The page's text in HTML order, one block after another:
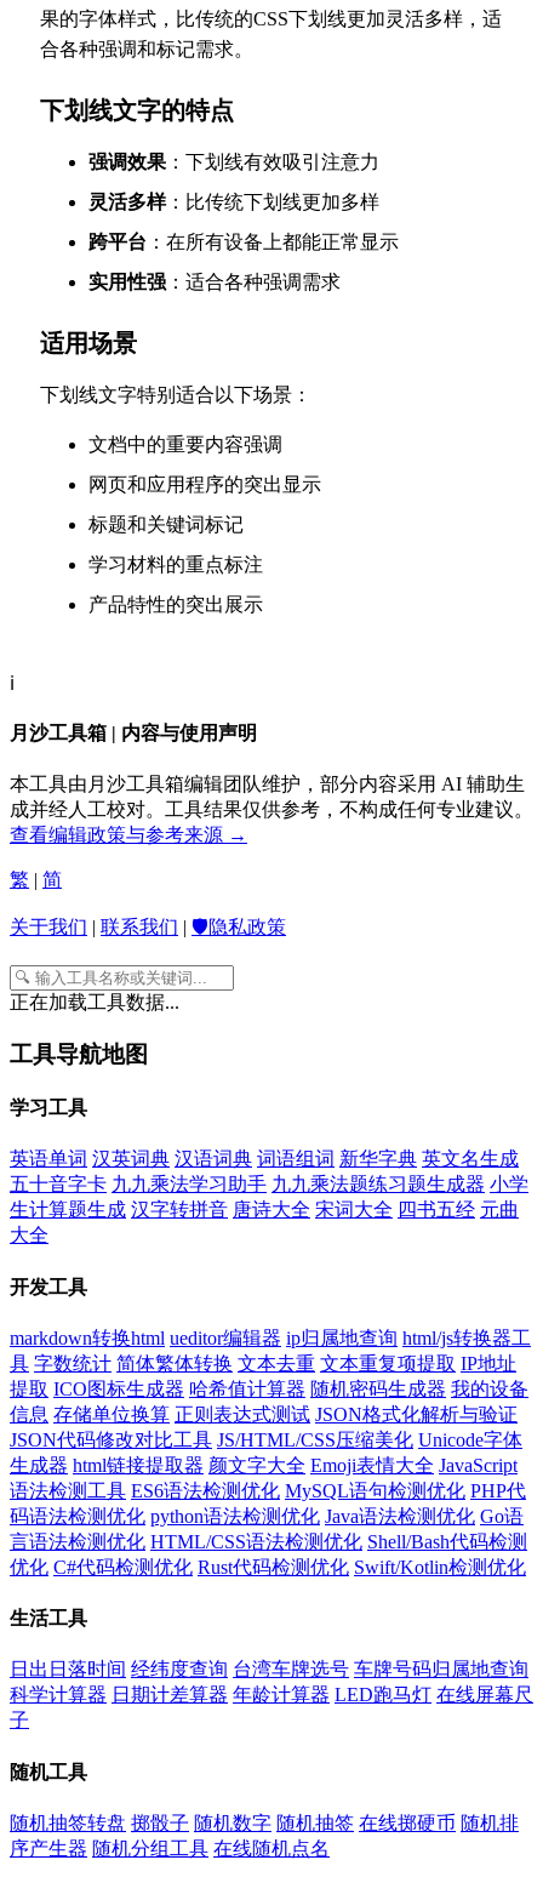
果的字体样式，比传统的CSS下划线更加灵活多样，适
合各种强调和标记需求。
下划线文字的特点
强调效果 ：下划线有效吸引注意力
灵活多样：比传统下划线更加多样
跨平台 ：在所有设备上都能正常显示
实用性强 ：适合各种强调需求
适用场景
下划线文字特别适合以下场景：
文档中的重要内容强调
网页和应用程序的突出显示
标题和关键词标记
学习材料的重点标注
产品特性的突出展示
ℹ️
月沙工具箱 | 内容与使用声明
本工具由月沙工具箱编辑团队维护，部分内容采用 AI 辅助生
成并经人工校对。工具结果仅供参考，不构成任何专业建议。
查看编辑政策与参考来源 →
繁 | 简
关于我们 | 联系我们 | 🛡️隐私政策
正在加载工具数据...
工具导航地图
学习工具
英语单词 汉英词典 汉语词典 词语组词 新华字典 英文名生成
五十音字卡 九九乘法学习助手 九九乘法题练习题生成器 小学
生计算题生成 汉字转拼音 唐诗大全 宋词大全 四书五经 元曲
大全
开发工具
markdown转换html ueditor编辑器 ip归属地查询 html/js转换器工
具 字数统计 简体繁体转换 文本去重 文本重复项提取 IP地址
提取 ICO图标生成器 哈希值计算器 随机密码生成器 我的设备
信息 存储单位换算 正则表达式测试 JSON格式化解析与验证
JSON代码修改对比工具 JS/HTML/CSS压缩美化 Unicode字体
生成器 html链接提取器 颜文字大全 Emoji表情大全 JavaScript
语法检测工具 ES6语法检测优化 MySQL语句检测优化 PHP代
码语法检测优化 python语法检测优化 Java语法检测优化 Go语
言语法检测优化 HTML/CSS语法检测优化 Shell/Bash代码检测
优化 C#代码检测优化 Rust代码检测优化 Swift/Kotlin检测优化
生活工具
日出日落时间 经纬度查询 台湾车牌选号 车牌号码归属地查询
科学计算器 日期计差算器 年龄计算器 LED跑马灯 在线屏幕尺
子
随机工具
随机抽签转盘 掷骰子 随机数字 随机抽签 在线掷硬币 随机排
序产生器 随机分组工具 在线随机点名